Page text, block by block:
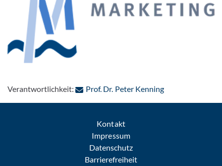
Verantwortlichkeit: Prof. Dr. Peter Kenning: Per E-Mail
Kontakt
Impressum
Datenschutz
Barrierefreiheit